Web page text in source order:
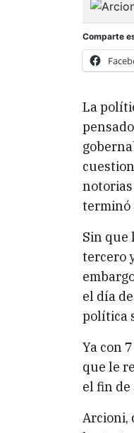
Comparte
La
terminó
Sin que
tercero
el día
política
Ya con
que le
el fin
Arcioni,